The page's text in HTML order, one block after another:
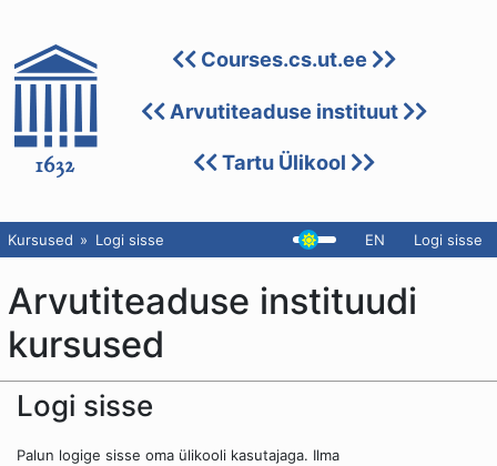
Courses.cs.ut.ee
Arvutiteaduse instituut
Tartu Ülikool
Kursused Logi sisse EN Logi sisse
Arvutiteaduse instituudi
kursused
Logi sisse
Palun logige sisse oma ülikooli kasutajaga. Ilma